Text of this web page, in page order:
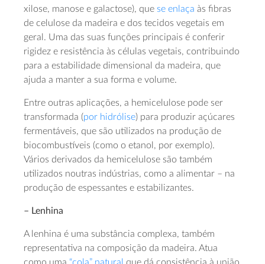
xilose, manose e galactose), que se enlaça às fibras
de celulose da madeira e dos tecidos vegetais em
geral. Uma das suas funções principais é conferir
rigidez e resistência às células vegetais, contribuindo
para a estabilidade dimensional da madeira, que
ajuda a manter a sua forma e volume.
Entre outras aplicações, a hemicelulose pode ser
transformada (por hidrólise) para produzir açúcares
fermentáveis, que são utilizados na produção de
biocombustíveis (como o etanol, por exemplo).
Vários derivados da hemicelulose são também
utilizados noutras indústrias, como a alimentar – na
produção de espessantes e estabilizantes.
– Lenhina
A lenhina é uma substância complexa, também
representativa na composição da madeira. Atua
como uma “cola” natural que dá consistência à união